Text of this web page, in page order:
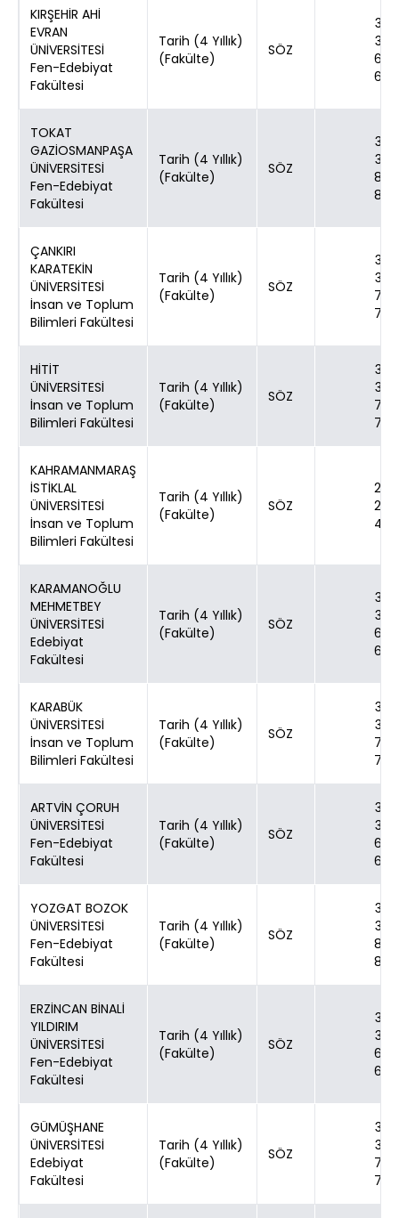
KIRŞEHİR AHİ
EVRAN
ÜNİVERSİTESİ
Fen-Edebiyat
Fakültesi
Tarih (4 Yıllık)
(Fakülte)
SÖZ
30
30
60
60
TOKAT
GAZİOSMANPAŞA
ÜNİVERSİTESİ
Fen-Edebiyat
Fakültesi
Tarih (4 Yıllık)
(Fakülte)
SÖZ
30
30
80
80
ÇANKIRI
KARATEKİN
ÜNİVERSİTESİ
İnsan ve Toplum
Bilimleri Fakültesi
Tarih (4 Yıllık)
(Fakülte)
SÖZ
30
30
70
70
HİTİT
ÜNİVERSİTESİ
İnsan ve Toplum
Bilimleri Fakültesi
Tarih (4 Yıllık)
(Fakülte)
SÖZ
30
30
70
70
KAHRAMANMARAŞ
İSTİKLAL
ÜNİVERSİTESİ
İnsan ve Toplum
Bilimleri Fakültesi
Tarih (4 Yıllık)
(Fakülte)
SÖZ
24
24
40
KARAMANOĞLU
MEHMETBEY
ÜNİVERSİTESİ
Edebiyat
Fakültesi
Tarih (4 Yıllık)
(Fakülte)
SÖZ
30
30
60
60
KARABÜK
ÜNİVERSİTESİ
İnsan ve Toplum
Bilimleri Fakültesi
Tarih (4 Yıllık)
(Fakülte)
SÖZ
30
30
70
70
ARTVİN ÇORUH
ÜNİVERSİTESİ
Fen-Edebiyat
Fakültesi
Tarih (4 Yıllık)
(Fakülte)
SÖZ
30
30
60
60
YOZGAT BOZOK
ÜNİVERSİTESİ
Fen-Edebiyat
Fakültesi
Tarih (4 Yıllık)
(Fakülte)
SÖZ
30
30
80
80
ERZİNCAN BİNALİ
YILDIRIM
ÜNİVERSİTESİ
Fen-Edebiyat
Fakültesi
Tarih (4 Yıllık)
(Fakülte)
SÖZ
30
30
60
60
GÜMÜŞHANE
ÜNİVERSİTESİ
Edebiyat
Fakültesi
Tarih (4 Yıllık)
(Fakülte)
SÖZ
30
30
70
70